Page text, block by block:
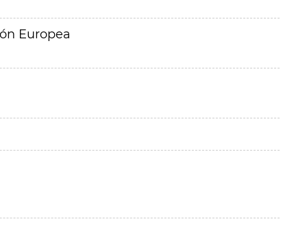
Europea